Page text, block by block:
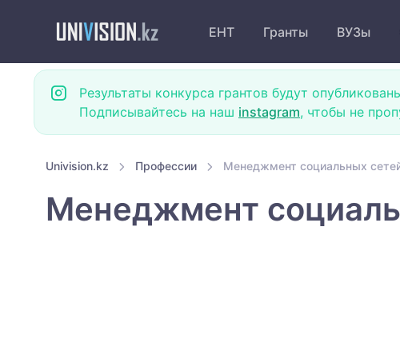
ЕНТ Гранты ВУЗы
Результаты конкурса грантов будут
Подписывайтесь на наш instagram, чтобы не
Univision.kz Профессии Менеджмент социальных
Менеджмент